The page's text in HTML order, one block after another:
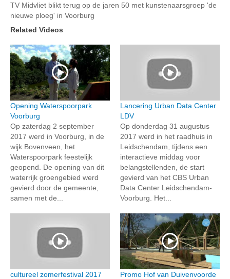
TV Midvliet blikt terug op de jaren 50 met kunstenaarsgroep 'de
nieuwe ploeg' in Voorburg
Related Videos
Opening Waterspoorpark
Voorburg
Op zaterdag 2 september
2017 werd in Voorburg, in de
wijk Bovenveen, het
Waterspoorpark feestelijk
geopend. De opening van dit
waterrijk groengebied werd
gevierd door de gemeente,
samen met de...
Lancering Urban Data Center
LDV
Op donderdag 31 augustus
2017 werd in het raadhuis in
Leidschendam, tijdens een
interactieve middag voor
belangstellenden, de start
gevierd van het CBS Urban
Data Center Leidschendam-
Voorburg. Het...
cultureel zomerfestival 2017
Promo Hof van Duivenvoorde